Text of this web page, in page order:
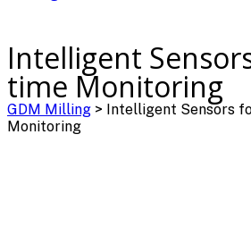
Intelligent
time Monitoring
GDM Milling > Intelligent Sensors
Monitoring